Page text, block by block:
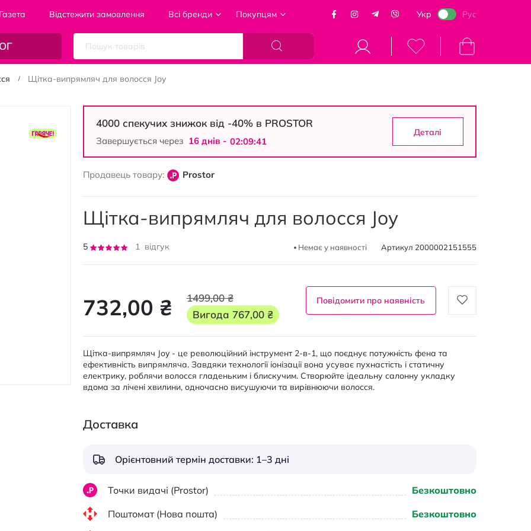
Газета Відстежити замовлення Всі бренди Покупцям Укр Рус
Кошик
Щітка-випрямляч для волосся Joy
4000 спекучих знижок від -40% в PROSTOR
Деталі
Завершується через 16 днiв - 02:09:41
Продавець товару: Prostor
Щітка-випрямляч для волосся Joy
Рейтинг:
5
1 відгук Немає у наявності Артикул 2000002151555
732,00 ₴
1499,00 ₴
Вигода 767,00 ₴
Повідомити про наявність
Щітка-випрямляч Joy - це революційний інструмент 2-в-1, що поєднує потужність фена та
ефективність випрямляча. Завдяки технології іонізації вона усуває пухнастість і статичну
електрику, роблячи волосся гладеньким і блискучим. Створюйте ідеальну салонну укладку
вдома за лічені хвилини, одночасно висушуючи та вирівнюючи волосся.
Доставка
Орієнтовний термін доставки: 1–3 дні
Точки видачі (Prostor)
Безкоштовно
Поштомат (Нова пошта)
Безкоштовно